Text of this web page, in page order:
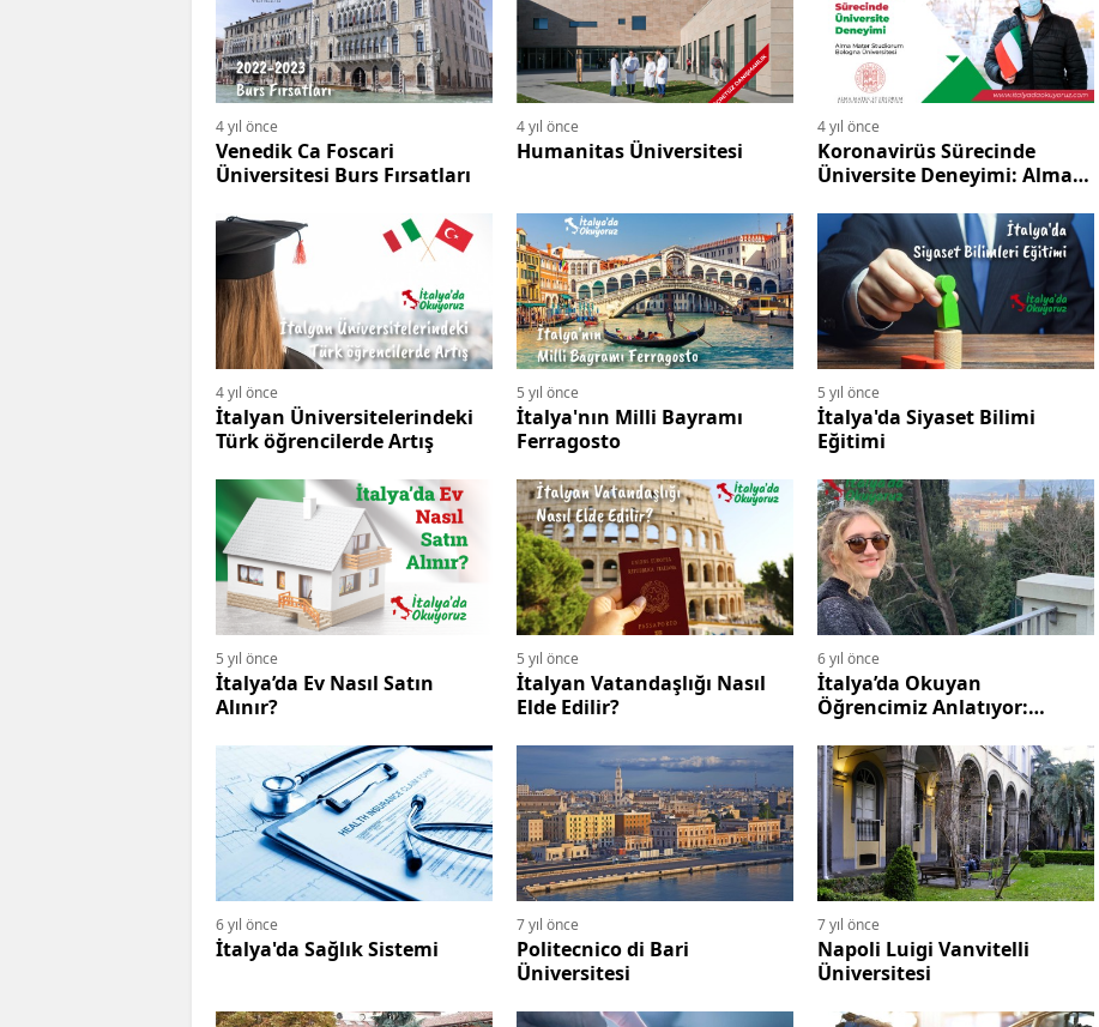
4 yıl önce
Venedik Ca Foscari
Üniversitesi Burs Fırsatları
4 yıl önce
Humanitas Üniversitesi
4 yıl önce
Koronavirüs Sürecinde
Üniversite Deneyimi: Alma
Üniversitesi
4 yıl önce
İtalyan Üniversitelerindeki
Türk öğrencilerde Artış
5 yıl önce
İtalya'nın Milli Bayramı
Ferragosto
5 yıl önce
İtalya'da Siyaset Bilimi
Eğitimi
5 yıl önce
İtalya’da Ev Nasıl Satın
Alınır?
5 yıl önce
İtalyan Vatandaşlığı Nasıl
Elde Edilir?
6 yıl önce
İtalya’da Okuyan
Öğrencimiz Anlatıyor:
6 yıl önce
İtalya'da Sağlık Sistemi
7 yıl önce
Politecnico di Bari
Üniversitesi
7 yıl önce
Napoli Luigi Vanvitelli
Üniversitesi